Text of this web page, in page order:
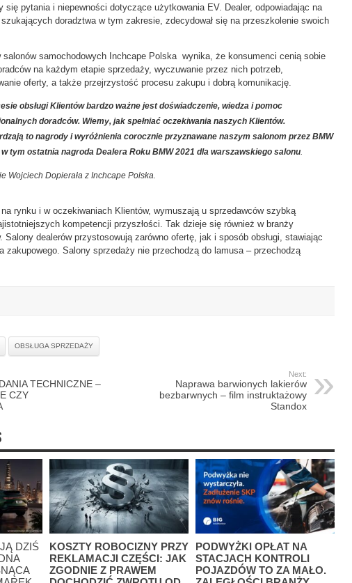
się pytania i niepewności dotyczące użytkowania EV. Dealer, odpowiadając na
doradztwa w tym zakresie, zdecydował się na przeszkolenie swoich
salonów samochodowych Inchcape Polska wynika, że konsumenci cenią sobie
na każdym etapie sprzedaży, wyczuwanie przez nich potrzeb,
oferty, a także przejrzystość procesu zakupu i dobrą komunikację.
obsługi Klientów bardzo ważne jest doświadczenie, wiedza i pomoc
doradców. Wiemy, jak spełniać oczekiwania naszych Klientów.
to nagrody i wyróżnienia corocznie przyznawane naszym salonom przez BMW
w tym ostatnia nagroda Dealera Roku BMW 2021 dla warszawskiego salonu.
Wojciech Dopierała z Inchcape Polska.
rynku i w oczekiwaniach Klientów, wymuszają u sprzedawców szybką
kompetencji przyszłości. Tak dzieje się również w branży
Salony dealerów przystosowują zarówno ofertę, jak i sposób obsługi, stawiając
zakupowego. Salony sprzedaży nie przechodzą do lamusa – przechodzą
OBSŁUGA SPRZEDAŻY
TECHNICZNE –
CZY
Next:
Naprawa barwionych lakierów
bezbarwnych – film instruktażowy
Standox
DZIŚ
KOSZTY ROBOCIZNY PRZY
REKLAMACJI CZĘŚCI: JAK
ZGODNIE Z PRAWEM
PODWYŻKI OPŁAT NA
STACJACH KONTROLI
POJAZDÓW TO ZA MAŁO.